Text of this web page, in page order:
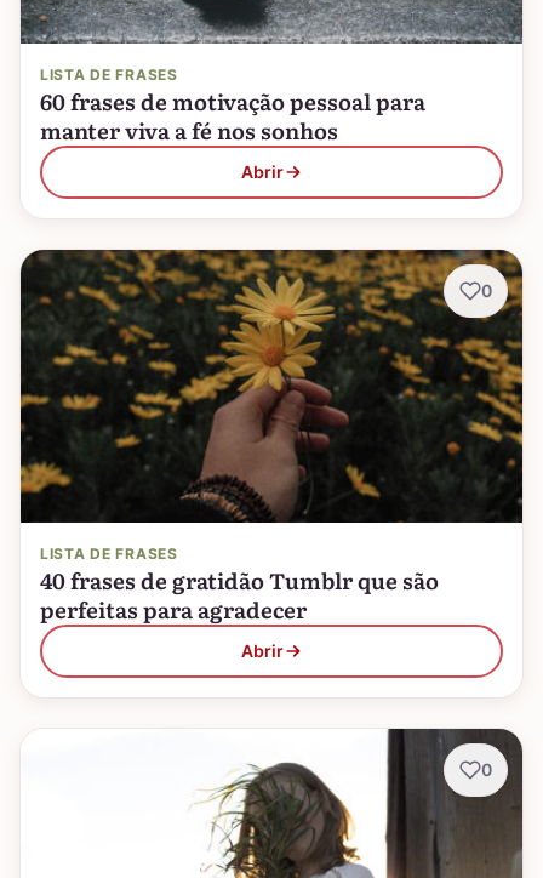
LISTA DE FRASES
60 frases de motivação pessoal para
manter viva a fé nos sonhos
Abrir
LISTA DE FRASES
40 frases de gratidão Tumblr que são
perfeitas para agradecer
Abrir
0
0